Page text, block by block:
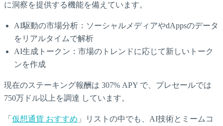
に洞察を提供する機能を備えています。
AI駆動の市場分析：ソーシャルメディアやdAppsのデータ
をリアルタイムで解析
AI生成トークン：市場のトレンドに応じて新しいトーク
ンを作成
現在のステーキング報酬は 307% APY で、プレセールでは
750万ドル以上を調達 しています。
「 仮想通貨 おすすめ 」リストの中でも、AI技術とミームコ